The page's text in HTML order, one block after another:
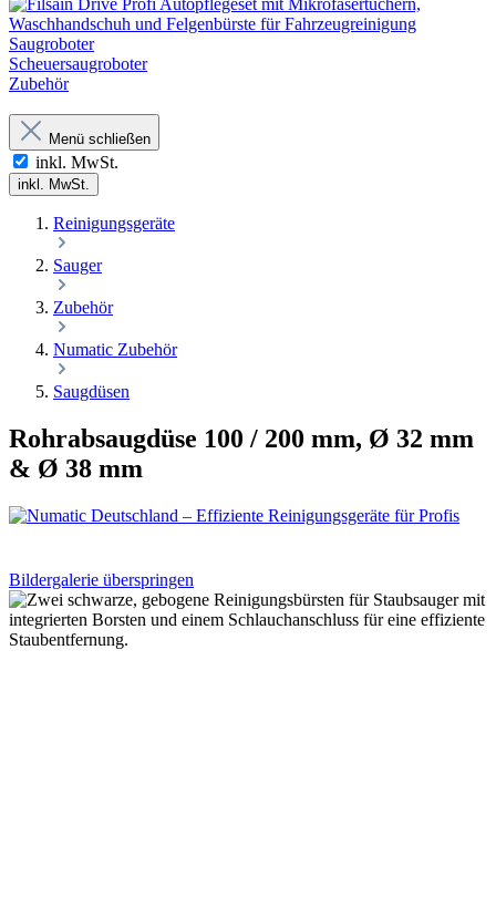
Saugroboter
Scheuersaugroboter
Zubehör
Menü schließen
inkl. MwSt.
inkl. MwSt.
Reinigungsgeräte
Sauger
Zubehör
Numatic Zubehör
Saugdüsen
Rohrabsaugdüse 100 / 200 mm, Ø 32 mm
& Ø 38 mm
Bildergalerie überspringen